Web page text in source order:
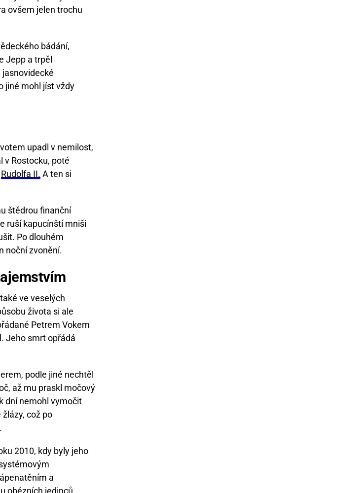
ovšem jelen trochu
bádání,
Jepp a trpěl
jiné mohl jíst vždy
upadl v nemilost,
v Rostocku, poté
Rudolfa II. A ten si
štědrou finanční
ruší kapucínští mniši
Po dlouhém
noční zvonění.
ve veselých
života si ale
Petrem Vokem
Jeho smrt opřádá
podle jiné nechtěl
až mu praskl močový
dní nemohl vymočit
což po
2010, kdy byly jeho
a